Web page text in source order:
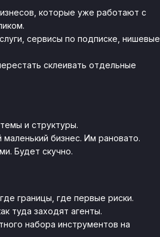
которые уже работают с
сервисы по подписке, нишевые
склеивать отдельные
и структуры.
бизнес. Им рановато.
Будет скучно.
границы, где первые риски.
туда заходят агенты.
набора инструментов на